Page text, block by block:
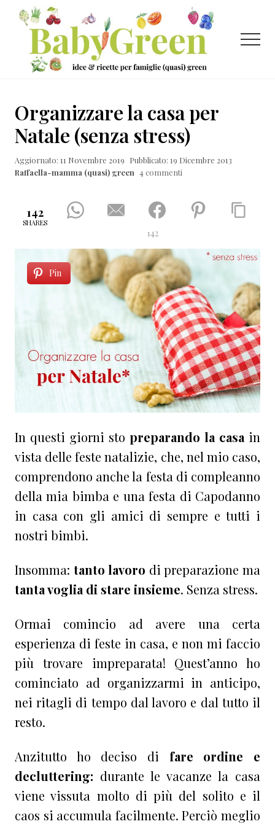
Menu
Passa
contenuto
principale
Passa
laterale
primaria
Passa
ricette
per
famiglie
Menu
Organizzare la casa per
Natale (senza stress)
Aggiornato: 11 Novembre 2019 Pubblicato: 19 Dicembre 2013
Raffaella-mamma (quasi) green 4 commenti
142
SHARES
142
Pin
In questi giorni sto preparando la casa in
vista delle feste natalizie, che, nel mio caso,
comprendono anche la festa di compleanno
della mia bimba e una festa di Capodanno
in casa con gli amici di sempre e tutti i
nostri bimbi.
Insomma: tanto lavoro di preparazione ma
tanta voglia di stare insieme. Senza stress.
Ormai comincio ad avere una certa
esperienza di feste in casa, e non mi faccio
più trovare impreparata! Quest’anno ho
cominciato ad organizzarmi in anticipo,
nei ritagli di tempo dal lavoro e dal tutto il
resto.
Anzitutto ho deciso di fare ordine e
decluttering: durante le vacanze la casa
viene vissuta molto di più del solito e il
caos si accumula facilmente. Perciò meglio